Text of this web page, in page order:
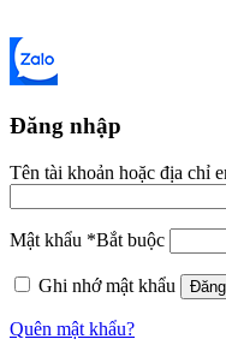
Đăng nhập
Tên tài khoản hoặc địa chỉ
Mật khẩu *Bắt buộc
Ghi nhớ mật khẩu
Quên mật khẩu?